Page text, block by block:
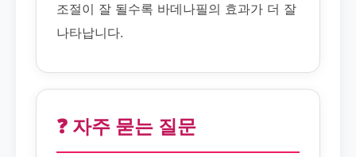
조절이 잘 될수록 바데나필의 효과가 더 잘
나타납니다.
❓ 자주 묻는 질문